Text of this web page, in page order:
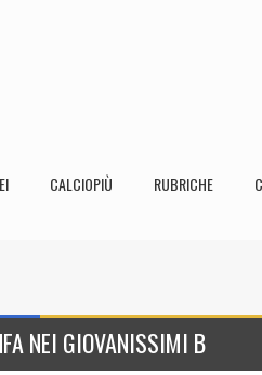
CALCIOPIÙ RUBRICHE
NEI GIOVANISSIMI B